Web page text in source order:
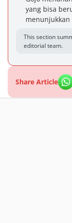
yang bisa
This section
editorial team.
Share Article